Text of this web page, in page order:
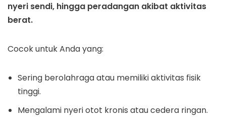
nyeri sendi, hingga peradangan akibat aktivitas
berat.
Cocok untuk Anda yang:
Sering berolahraga atau memiliki aktivitas fisik
tinggi.
Mengalami nyeri otot kronis atau cedera ringan.